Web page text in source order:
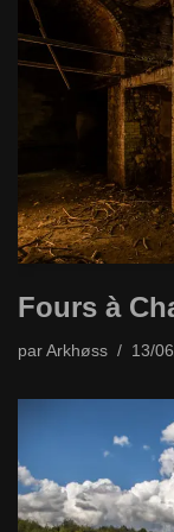
Fours à
par Arkhøss 13/